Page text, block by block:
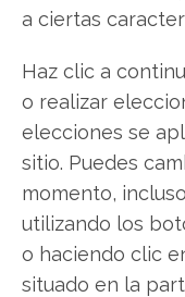
a ciertas
Haz clic a
o realizar
elecciones se
sitio. Puedes
momento,
utilizando los
o haciendo clic
situado en la